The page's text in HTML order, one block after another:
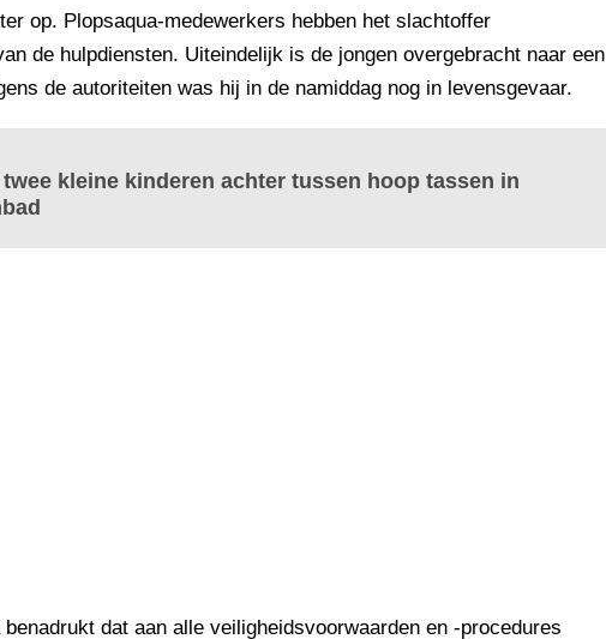
op. Plopsaqua-medewerkers hebben het slachtoffer
de hulpdiensten. Uiteindelijk is de jongen overgebracht naar een
de autoriteiten was hij in de namiddag nog in levensgevaar.
kleine kinderen achter tussen hoop tassen in
dat aan alle veiligheidsvoorwaarden en -procedures